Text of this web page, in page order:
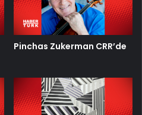
Pinchas Zukerman CRR’de